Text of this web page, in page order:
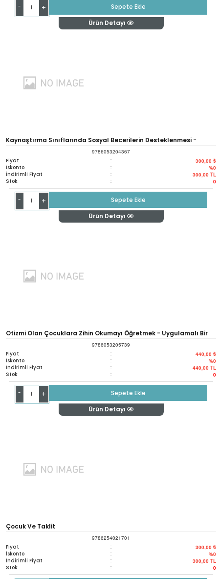
- +
Sepete Ekle
Ürün Detayı
Kaynaştırma Sınıflarında Sosyal Becerilerin Desteklenmesi -
Promoting Social Skills In The Inclusive Class Room
9786053204367
Fiyat : 300,00 ₺
İskonto : %0
İndirimli Fiyat : 300,00 TL
Stok : 0
- +
Sepete Ekle
Ürün Detayı
Otizmi Olan Çocuklara Zihin Okumayı Öğretmek - Uygulamalı Bir
Rehber - Teachıng Chıldren Wıth Autısm To Mınd-read-read A
Practical Guide
9786053205739
Fiyat : 440,00 ₺
İskonto : %0
İndirimli Fiyat : 440,00 TL
Stok : 0
- +
Sepete Ekle
Ürün Detayı
Çocuk Ve Taklit
9786254021701
Fiyat : 300,00 ₺
İskonto : %0
İndirimli Fiyat : 300,00 TL
Stok : 0